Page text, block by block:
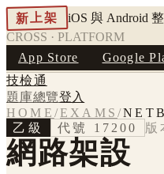
新上架
iOS 與 Android
CROSS · PLATFORM
App Store
Google
技檢通
題庫總覽登入
HOME /EXAMS/
乙級
代號 17200 版
網路架設